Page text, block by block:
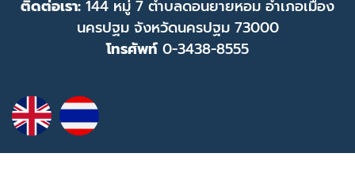
ติดต่อเรา: 144 หมู่ 7 ตำบลดอนยายหอม อำเภอเมือง
นครปฐม จังหวัดนครปฐม 73000
โทรศัพท์ 0-3438-8555